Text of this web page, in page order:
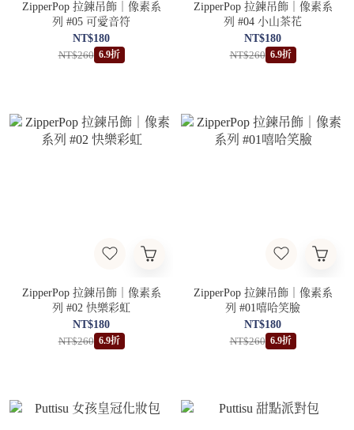
ZipperPop 拉鍊吊飾｜像素系
列 #05 可愛音符
NT$180
NT$260 6.9折
ZipperPop 拉鍊吊飾｜像素系
列 #04 小山茶花
NT$180
NT$260 6.9折
ZipperPop 拉鍊吊飾｜像素系
列 #02 快樂彩虹
NT$180
NT$260 6.9折
ZipperPop 拉鍊吊飾｜像素系
列 #01嘻哈笑臉
NT$180
NT$260 6.9折